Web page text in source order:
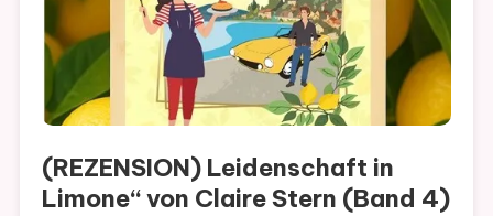
(REZENSION) Leidenschaft in
Limone“ von Claire Stern (Band 4)